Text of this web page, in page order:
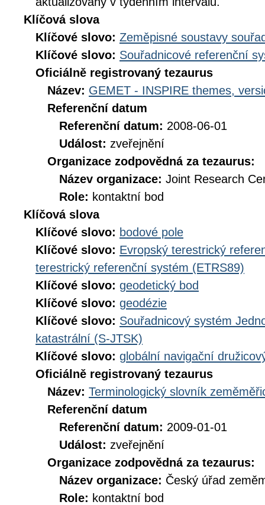
Klíčová slova
Klíčové slovo: Zeměpisné soustavy
Klíčové slovo: Souřadnicové referenční
Oficiálně registrovaný tezaurus
Název: GEMET - INSPIRE themes,
Referenční datum
Referenční datum: 2008-06-01
Událost: zveřejnění
Organizace zodpovědná za tezaurus:
Název organizace: Joint Research
Role: kontaktní bod
Klíčová slova
Klíčové slovo: bodové pole
Klíčové slovo: Evropský terestrický
terestrický referenční systém (ETRS89)
Klíčové slovo: geodetický bod
Klíčové slovo: geodézie
Klíčové slovo: Souřadnicový systém
katastrální (S-JTSK)
Klíčové slovo: globální navigační
Oficiálně registrovaný tezaurus
Název: Terminologický slovník
Referenční datum
Referenční datum: 2009-01-01
Událost: zveřejnění
Organizace zodpovědná za tezaurus:
Název organizace: Český úřad
Role: kontaktní bod